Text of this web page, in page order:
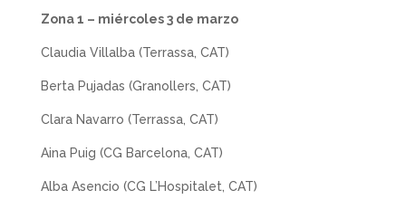
Zona 1 – miércoles 3 de marzo
Claudia Villalba (Terrassa, CAT)
Berta Pujadas (Granollers, CAT)
Clara Navarro (Terrassa, CAT)
Aina Puig (CG Barcelona, CAT)
Alba Asencio (CG L’Hospitalet, CAT)